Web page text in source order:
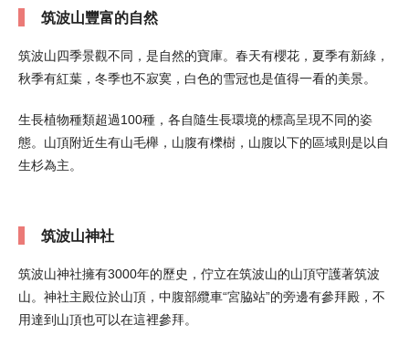
筑波山豐富的自然
筑波山四季景觀不同，是自然的寶庫。春天有櫻花，夏季有新綠，
秋季有紅葉，冬季也不寂寞，白色的雪冠也是值得一看的美景。
生長植物種類超過100種，各自隨生長環境的標高呈現不同的姿
態。山頂附近生有山毛櫸，山腹有櫟樹，山腹以下的區域則是以自
生杉為主。
筑波山神社
筑波山神社擁有3000年的歷史，佇立在筑波山的山頂守護著筑波
山。神社主殿位於山頂，中腹部纜車“宮脇站”的旁邊有參拜殿，不
用達到山頂也可以在這裡參拜。